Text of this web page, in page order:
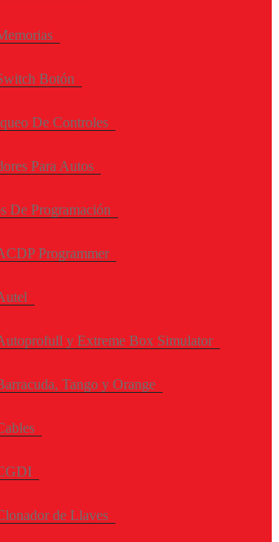
Botón
De Controles
Para Autos
De Programación
Programmer
y Extreme Box Simulator
Tango y Orange
de Llaves